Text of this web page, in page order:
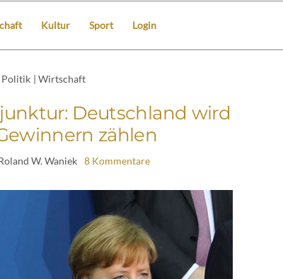
Kultur Sport Login
Politik | Wirtschaft
Deutschland wird
zählen
W. Waniek 8 Kommentare